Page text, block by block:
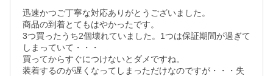
迅速かつご丁寧な対応ありがとうございました。
商品の到着とてもはやかったです。
3つ買ったうち2個壊れていました。1つは保証期間が過ぎて
しまっていて・・・
買ってからすぐにつけないとダメですね。
装着するのが遅くなってしまっただけなのですが・・・失